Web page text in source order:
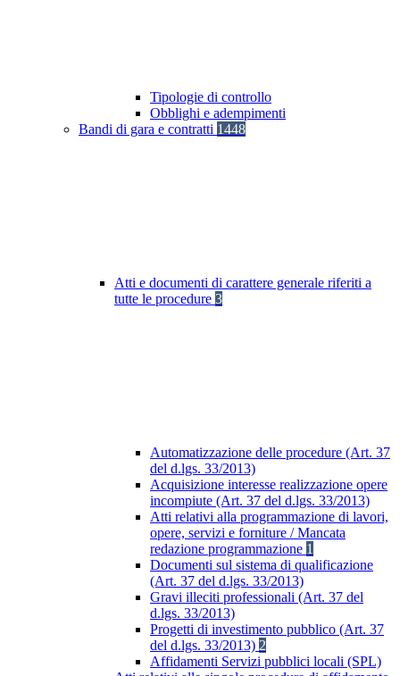
Tipologie di controllo
Obblighi e adempimenti
Bandi di gara e contratti 1448
Atti e documenti di carattere generale riferiti a
tutte le procedure 3
Automatizzazione delle procedure (Art. 37
del d.lgs. 33/2013)
Acquisizione interesse realizzazione opere
incompiute (Art. 37 del d.lgs. 33/2013)
Atti relativi alla programmazione di lavori,
opere, servizi e forniture / Mancata
redazione programmazione 1
Documenti sul sistema di qualificazione
(Art. 37 del d.lgs. 33/2013)
Gravi illeciti professionali (Art. 37 del
d.lgs. 33/2013)
Progetti di investimento pubblico (Art. 37
del d.lgs. 33/2013) 2
Affidamenti Servizi pubblici locali (SPL)